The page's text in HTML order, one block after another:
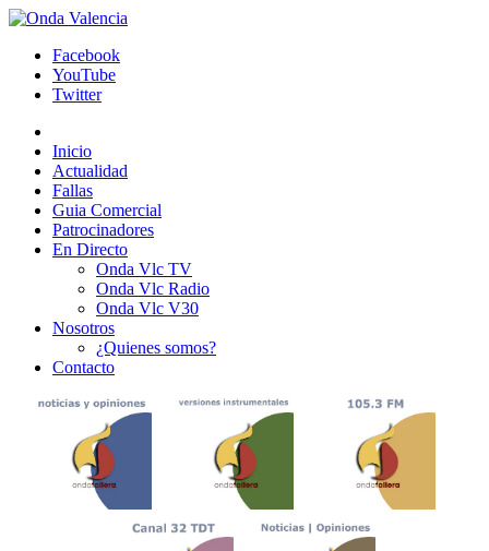
Facebook
YouTube
Twitter
Inicio
Actualidad
Fallas
Guia Comercial
Patrocinadores
En Directo
Onda Vlc TV
Onda Vlc Radio
Onda Vlc V30
Nosotros
¿Quienes somos?
Contacto